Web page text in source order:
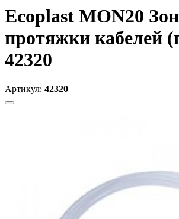
Ecoplast MON20
протяжки кабелей
42320
Артикул: 42320